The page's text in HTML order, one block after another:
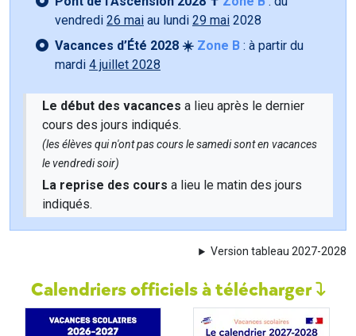
vendredi 26 mai au lundi 29 mai 2028
Vacances d’Été 2028 ☀️ Zone B : à partir du
mardi 4 juillet 2028
Le début des vacances a lieu après le dernier
cours des jours indiqués.
(les élèves qui n'ont pas cours le samedi sont en vacances
le vendredi soir)
La reprise des cours a lieu le matin des jours
indiqués.
Version tableau 2027-2028
Calendriers officiels à télécharger